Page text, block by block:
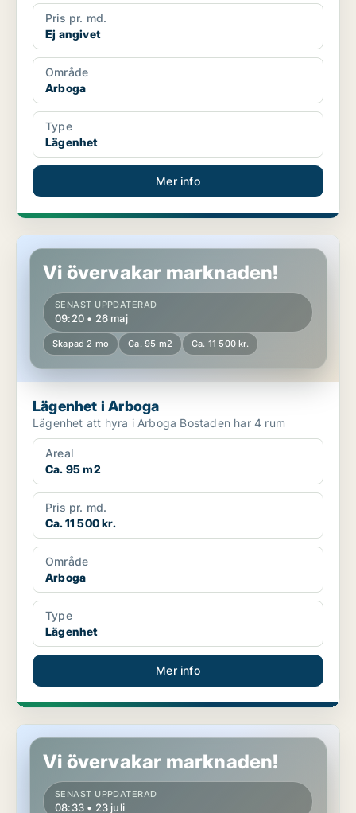
Pris pr. md.
Ej angivet
Område
Arboga
Type
Lägenhet
Mer info
Lägenhet i Arboga
Vi övervakar marknaden!
SENAST UPPDATERAD
09:20 • 26 maj
Skapad 2 mo Ca. 95 m2 Ca. 11 500 kr.
Lägenhet i Arboga
Lägenhet att hyra i Arboga Bostaden har 4 rum
Areal
Ca. 95 m2
Pris pr. md.
Ca. 11 500 kr.
Område
Arboga
Type
Lägenhet
Mer info
Lägenhet i Arboga
Vi övervakar marknaden!
SENAST UPPDATERAD
08:33 • 23 juli